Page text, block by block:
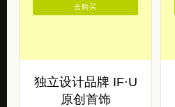
独立设计品牌 IF·U
原创首饰
去购买